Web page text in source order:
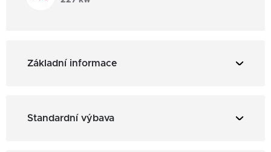
Základní informace
Stav tachometru: 18500 km
Standardní výbava